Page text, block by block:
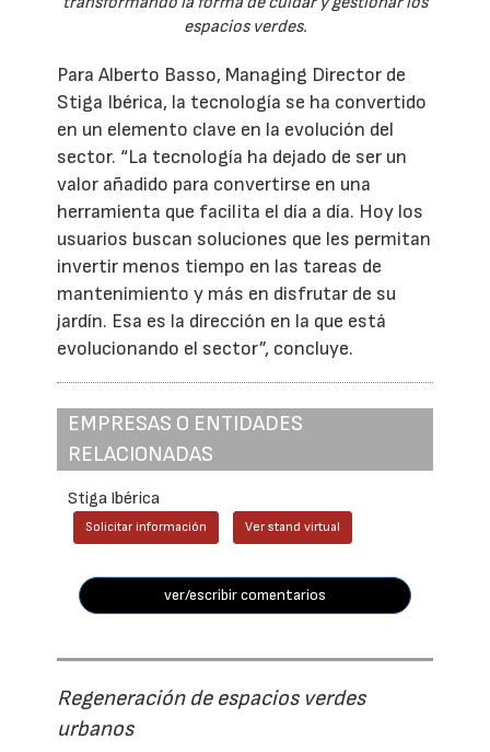
espacios verdes.
Para Alberto Basso, Managing Director de
Stiga Ibérica, la tecnología se ha convertido
en un elemento clave en la evolución del
sector. “La tecnología ha dejado de ser un
valor añadido para convertirse en una
herramienta que facilita el día a día. Hoy los
usuarios buscan soluciones que les permitan
invertir menos tiempo en las tareas de
mantenimiento y más en disfrutar de su
jardín. Esa es la dirección en la que está
evolucionando el sector”, concluye.
EMPRESAS O ENTIDADES
RELACIONADAS
Stiga Ibérica
Solicitar información Ver stand virtual
ver/escribir comentarios
Regeneración de espacios verdes
urbanos